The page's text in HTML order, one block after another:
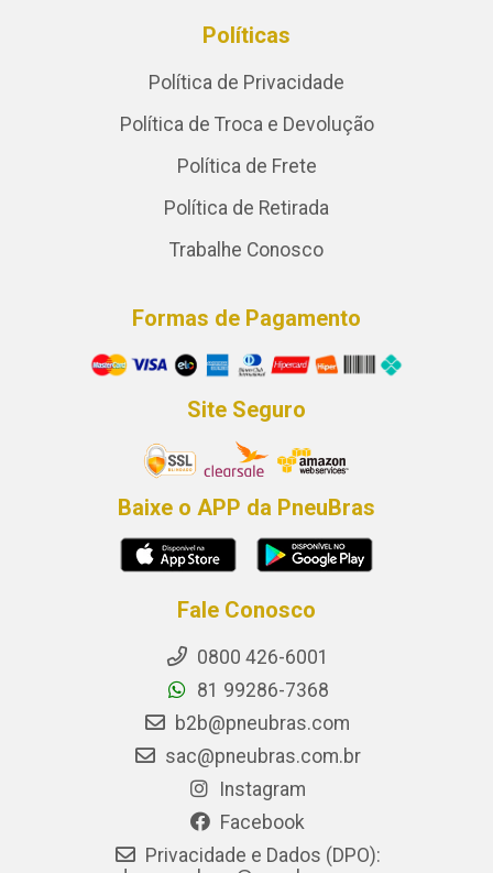
Políticas
Política de Privacidade
Política de Troca e Devolução
Política de Frete
Política de Retirada
Trabalhe Conosco
Formas de Pagamento
Site Seguro
Baixe o APP da PneuBras
Fale Conosco
0800 426-6001
81 99286-7368
b2b@pneubras.com
sac@pneubras.com.br
Instagram
Facebook
Privacidade e Dados (DPO):